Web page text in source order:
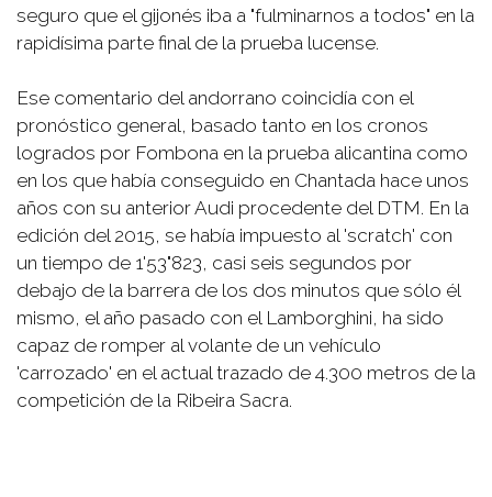
seguro que el gijonés iba a "fulminarnos a todos" en la
rapidísima parte final de la prueba lucense.
Ese comentario del andorrano coincidía con el
pronóstico general, basado tanto en los cronos
logrados por Fombona en la prueba alicantina como
en los que había conseguido en Chantada hace unos
años con su anterior Audi procedente del DTM. En la
edición del 2015, se había impuesto al 'scratch' con
un tiempo de 1'53"823, casi seis segundos por
debajo de la barrera de los dos minutos que sólo él
mismo, el año pasado con el Lamborghini, ha sido
capaz de romper al volante de un vehículo
'carrozado' en el actual trazado de 4.300 metros de la
competición de la Ribeira Sacra.